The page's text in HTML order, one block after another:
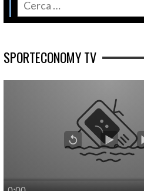
SPORTECONOMY TV